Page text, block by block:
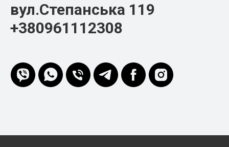
вул.Степанська 119
+380961112308